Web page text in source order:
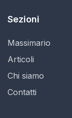
Sezioni
Massimario
Articoli
Chi siamo
Contatti